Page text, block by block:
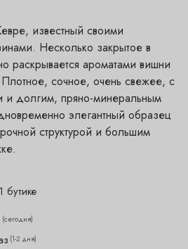
бутике
(1-2 дня)
(сегодня)
известный своими
Несколько закрытое в
раскрывается ароматами вишни
сочное, очень свежее, с
и долгим, пряно-минеральным
элегантный образец
структурой и большим